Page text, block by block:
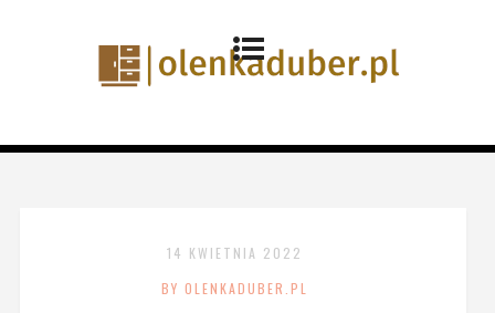
14 KWIETNIA 2022
BY OLENKADUBER.PL